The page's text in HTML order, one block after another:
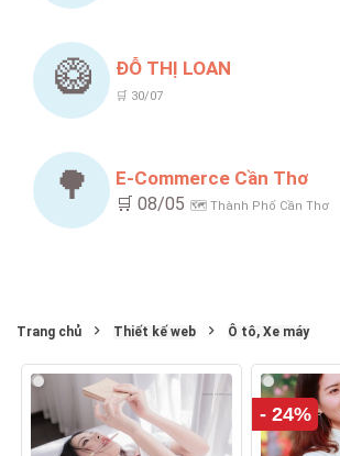
🥝 ĐỖ THỊ LOAN
🛒 30/07
🌳 E-Commerce Cần Thơ
🛒 08/05 🗺️ Thành Phố Cần Thơ
Trang chủ Thiết kế web Ô tô, Xe máy
- 24%